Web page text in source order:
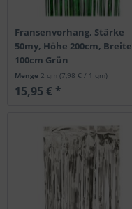
Fransenvorhang, Stärke
50my, Höhe 200cm, Breite
100cm Grün
Menge 2 qm(7,98 € / 1 qm)
15,95 € *